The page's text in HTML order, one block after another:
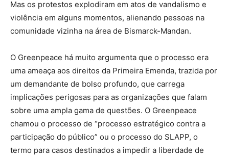
Mas os protestos explodiram em atos de vandalismo e
violência em alguns momentos, alienando pessoas na
comunidade vizinha na área de Bismarck-Mandan.
O Greenpeace há muito argumenta que o processo era
uma ameaça aos direitos da Primeira Emenda, trazida por
um demandante de bolso profundo, que carrega
implicações perigosas para as organizações que falam
sobre uma ampla gama de questões. O Greenpeace
chamou o processo de “processo estratégico contra a
participação do público” ou o processo do SLAPP, o
termo para casos destinados a impedir a liberdade de